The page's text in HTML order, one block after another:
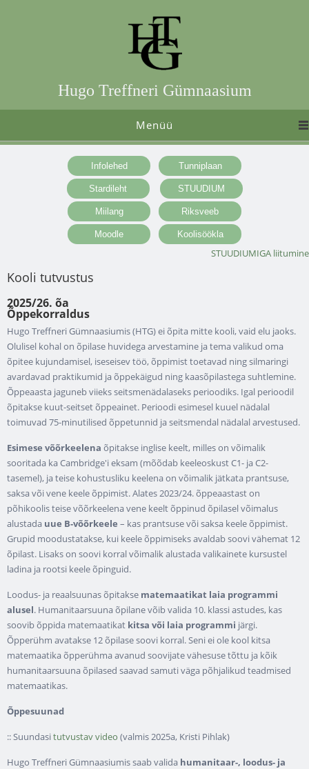
Hugo Treffneri Gümnaasium
Menüü
STUUDIUMIGA liitumine
Kooli tutvustus
2025/26. õa
Õppekorraldus
Hugo Treffneri Gümnaasiumis (HTG) ei õpita mitte kooli, vaid elu jaoks.
Olulisel kohal on õpilase huvidega arvestamine ja tema valikud oma
õpitee kujundamisel, iseseisev töö, õppimist toetavad ning silmaringi
avardavad praktikumid ja õppekäigud ning kaasõpilastega suhtlemine.
Õppeaasta jaguneb viieks seitsmenädalaseks perioodiks. Igal perioodil
õpitakse kuut-seitset õppeainet. Perioodi esimesel kuuel nädalal
toimuvad 75-minutilised õppetunnid ja seitsmendal nädalal arvestused.
Esimese võõrkeelena õpitakse inglise keelt, milles on võimalik
sooritada ka Cambridge'i eksam (mõõdab keeleoskust C1- ja C2-
tasemel), ja teise kohustusliku keelena on võimalik jätkata prantsuse,
saksa või vene keele õppimist. Alates 2023/24. õppeaastast on
põhikoolis teise võõrkeelena vene keelt õppinud õpilasel võimalus
alustada uue B-võõrkeele – kas prantsuse või saksa keele õppimist.
Grupid moodustatakse, kui keele õppimiseks avaldab soovi vähemat 12
õpilast. Lisaks on soovi korral võimalik alustada valikainete kursustel
ladina ja rootsi keele õpinguid.
Loodus- ja reaalsuunas õpitakse matemaatikat laia programmi
alusel. Humanitaarsuuna õpilane võib valida 10. klassi astudes, kas
soovib õppida matemaatikat kitsa või laia programmi järgi.
Õpperühm avatakse 12 õpilase soovi korral. Seni ei ole kool kitsa
matemaatika õpperühma avanud soovijate vähesuse tõttu ja kõik
humanitaarsuuna õpilased saavad samuti väga põhjalikud teadmised
matemaatikas.
Õppesuunad
:: Suundasitutvustav video (valmis 2025a, Kristi Pihlak)
Hugo Treffneri Gümnaasiumis saab valida humanitaar-, loodus- ja